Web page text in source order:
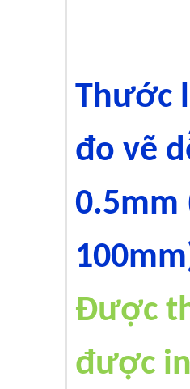
Thước
đo vẽ
0.5mm
Được
được